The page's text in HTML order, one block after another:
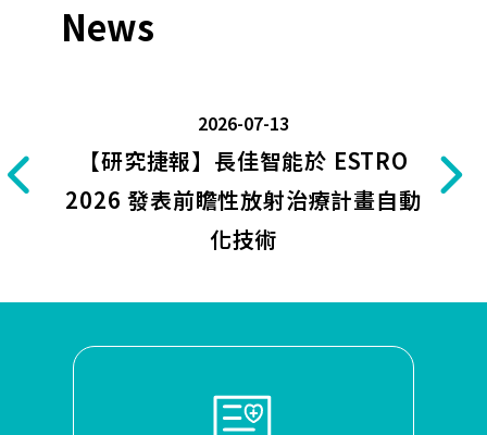
News
2026-07-13
【研究捷報】長佳智能於 ESTRO
2026 發表前瞻性放射治療計畫自動
化技術